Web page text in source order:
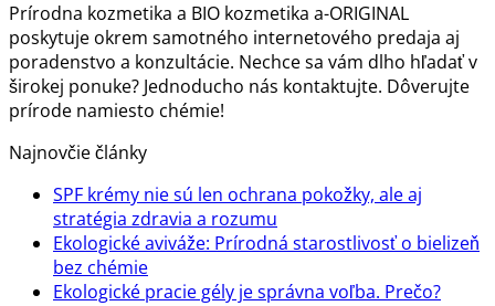
Prírodna kozmetika a BIO kozmetika a-ORIGINAL
poskytuje okrem samotného internetového predaja aj
poradenstvo a konzultácie. Nechce sa vám dlho hľadať v
širokej ponuke? Jednoducho nás kontaktujte. Dôverujte
prírode namiesto chémie!
Najnovčie články
SPF krémy nie sú len ochrana pokožky, ale aj
stratégia zdravia a rozumu
komentáre
SPF
Ekologické aviváže: Prírodná starostlivosť o bielizeň
bez chémieŽiadne
komentáre
Ekologické pracie gély je správna voľba. Prečo?